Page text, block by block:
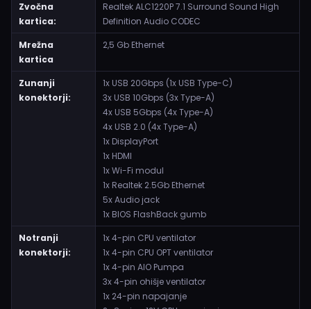
Zvočna
kartica:
Realtek ALC1220P 7.1 Surround Sound High
Definition Audio CODEC
Mrežna
kartica
2,5 Gb Ethernet
Zunanji
konektorji:
1x USB 20Gbps (1x USB Type-C)
3x USB 10Gbps (3x Type-A)
4x USB 5Gbps (4x Type-A)
4x USB 2.0 (4x Type-A)
1x DisplayPort
1x HDMI
1x Wi-Fi modul
1x Realtek 2.5Gb Ethernet
5x Audio jack
1x BIOS FlashBack gumb
Notranji
konektorji:
1x 4-pin CPU ventilator
1x 4-pin CPU OPT ventilator
1x 4-pin AIO Pumpa
3x 4-pin ohišje ventilator
1x 24-pin napajanje